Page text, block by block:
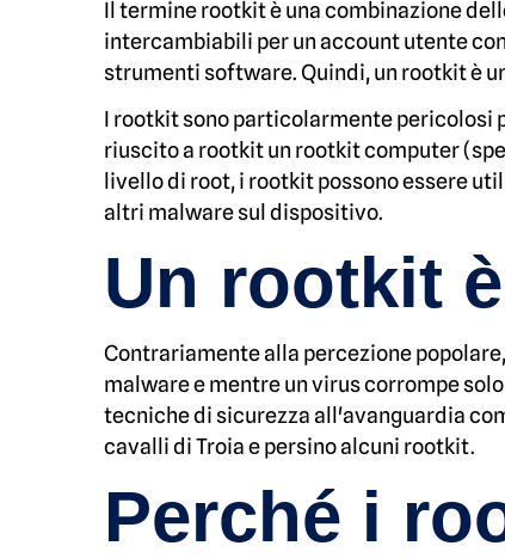
Il termine rootkit è una combinazione
intercambiabili per un account utente
strumenti software. Quindi, un rootkit è
I rootkit sono particolarmente pericolosi
riuscito a rootkit un rootkit computer
livello di root, i rootkit possono essere
altri malware sul dispositivo.
Un rootkit
Contrariamente alla percezione
malware e mentre un virus corrompe
tecniche di sicurezza all'avanguardia
cavalli di Troia e persino alcuni rootkit.
Perché i